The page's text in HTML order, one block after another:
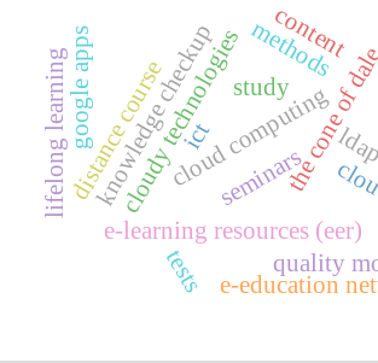
seminars
e-learning resources (eer)
the cone of dale
cloud computing
cloudy technologies
quality
study
knowledge checkup methods
distance course
google apps ldap
e-education
content
tests
lifelong learning ict